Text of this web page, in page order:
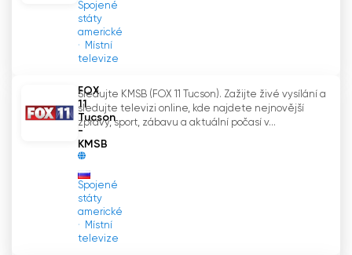
Spojené
státy
americké
Místní
televize
FOX
11
Tucson
-
KMSB
Spojené
státy
americké
Místní
televize
Sledujte KMSB (FOX 11 Tucson). Zažijte živé vysílání a
sledujte televizi online, kde najdete nejnovější
zprávy, sport, zábavu a aktuální počasí v...